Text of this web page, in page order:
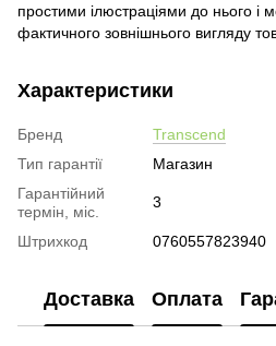
простими ілюстраціями до нього і
фактичного зовнішнього вигляду
Характеристики
Бренд
Transcend
Тип гарантії
Магазин
Гарантійний
термін, міс.
3
Штрихкод 0760557823940
Доставка Оплата